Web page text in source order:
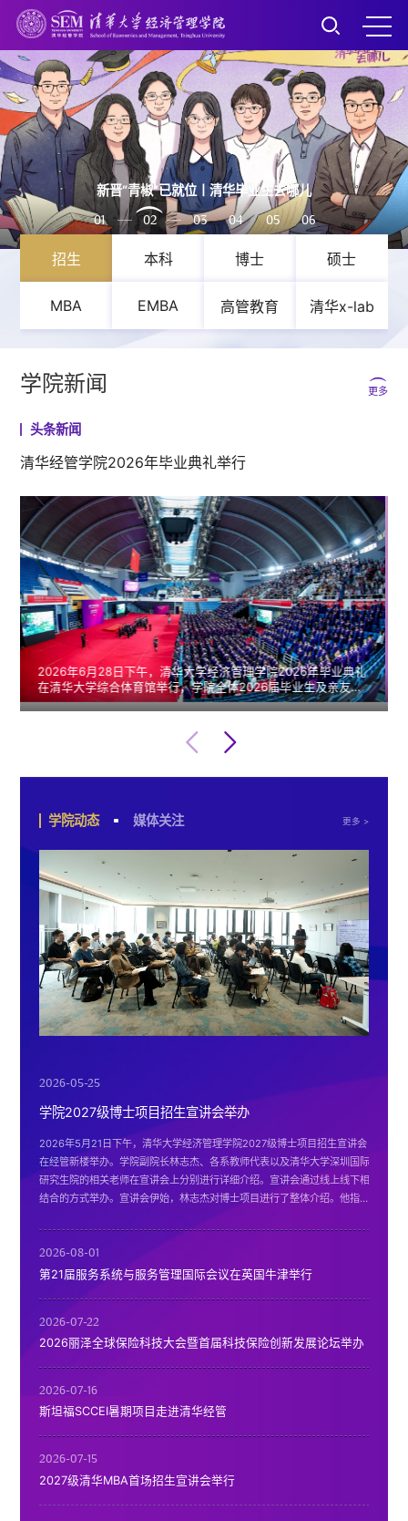
新晋“青椒”已就位丨清华毕业生去哪儿
01 02 03 04 05 06
招生 本科 博士 硕士
MBA EMBA 高管教育 清华x-lab
学院新闻 更多
头条新闻
清华经管学院2026年毕业典礼举行
2026年6月28日下午，清华大学经济管理学院2026年毕业典礼
在清华大学综合体育馆举行，学院全体2026届毕业生及亲友参
加活动。毕业典礼由学院院长白重恩主持。中国科学院院士、
始前，播放了学院各教学项目的回顾视频，追忆了同学们在清
华园求学的美好时光，老师们也对即将踏上人生新征途的同学
和国国歌。白重恩院长...
学院动态 媒体关注 更多 >
2026-05-25
学院2027级博士项目招生宣讲会举办
2026年5月21日下午，清华大学经济管理学院2027级博士项目招生宣讲会
在经管新楼举办。学院副院长林志杰、各系教师代表以及清华大学深圳国际
研究生院的相关老师在宣讲会上分别进行详细介绍。宣讲会通过线上线下相
结合的方式举办。宣讲会伊始，林志杰对博士项目进行了整体介绍。他指
的经济类和管理类学术研究人才。随后，林志杰阐述了经管学院博士项目的
特色...
2026-08-01
第21届服务系统与服务管理国际会议在英国牛津举行
2026-07-22
2026丽泽全球保险科技大会暨首届科技保险创新发展论坛举办
2026-07-16
斯坦福SCCEI暑期项目走进清华经管
2026-07-15
2027级清华MBA首场招生宣讲会举行
2025-10-16
央视 | 何立峰会见清华大学经济管理学院顾问委员会委员代
何立峰会见清华大学经济管理学院顾问委员会委员代表